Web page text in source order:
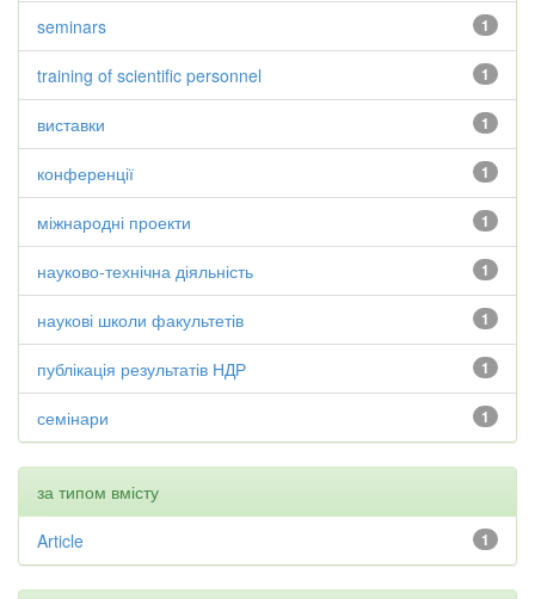
1
seminars
1
training of scientific personnel
1
виставки
1
конференції
1
міжнародні проекти
1
науково-технічна діяльність
1
наукові школи факультетів
1
публікація результатів НДР
1
семінари
за типом вмісту
1
Article